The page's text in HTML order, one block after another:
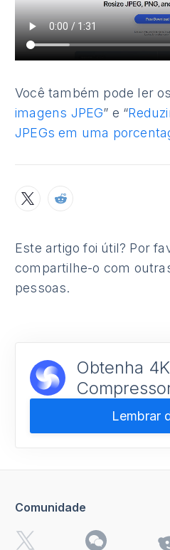
Você também pode ler
imagens JPEG” e “
JPEGs em uma
Este artigo foi útil? Por
compartilhe-o com
pessoas.
Obtenha
Lembrar
Comunidade